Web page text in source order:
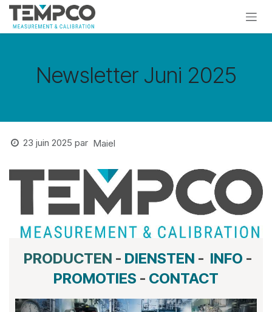
Se rendre au contenu
Newsletter Juni 2025
23 juin 2025 par Maiel
PRODUCTEN - DIENSTEN - INFO -
PROMOTIES - CONTACT